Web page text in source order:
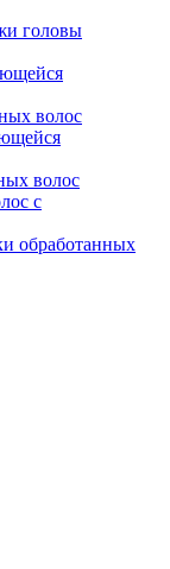
головы
волос
волос
с
обработанных